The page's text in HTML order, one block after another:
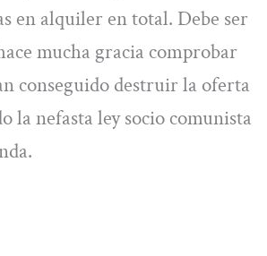
en alquiler en total. Debe ser
mucha gracia comprobar
conseguido destruir la oferta
la nefasta ley socio comunista